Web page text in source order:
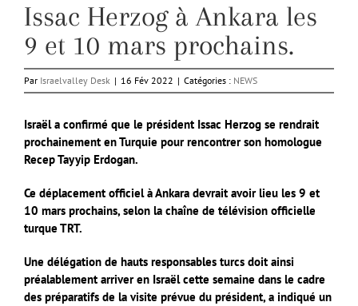
Issac Herzog à Ankara les
9 et 10 mars prochains.
Par Israelvalley Desk | 16 Fév 2022 | Catégories : NEWS
Israël a confirmé que le président Issac Herzog se rendrait
prochainement en Turquie pour rencontrer son homologue
Recep Tayyip Erdogan.
Ce déplacement officiel à Ankara devrait avoir lieu les 9 et
10 mars prochains, selon la chaîne de télévision officielle
turque TRT.
Une délégation de hauts responsables turcs doit ainsi
préalablement arriver en Israël cette semaine dans le cadre
des préparatifs de la visite prévue du président, a indiqué un